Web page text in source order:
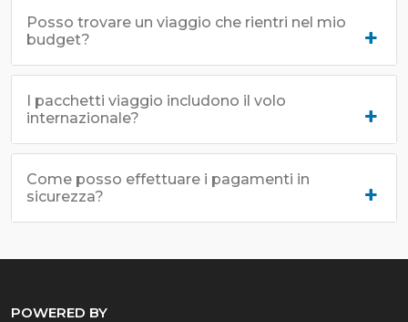
Posso trovare un viaggio che rientri nel mio
budget?
I pacchetti viaggio includono il volo
internazionale?
Come posso effettuare i pagamenti in
sicurezza?
POWERED BY